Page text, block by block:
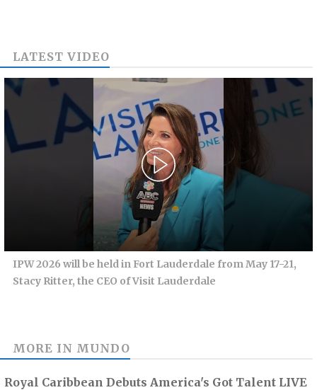
LATEST VIDEO
IPW 2026 will be held in Fort Lauderdale from May 17-21,
Stacy Ritter, the CEO of Visit Lauderdale
MORE IN MUNDO
Royal Caribbean Debuts America's Got Talent LIVE